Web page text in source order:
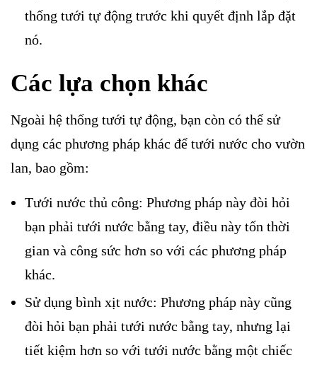
thống tưới tự động trước khi quyết định lắp đặt
nó.
Các lựa chọn khác
Ngoài hệ thống tưới tự động, bạn còn có thể sử
dụng các phương pháp khác để tưới nước cho vườn
lan, bao gồm:
Tưới nước thủ công: Phương pháp này đòi hỏi
bạn phải tưới nước bằng tay, điều này tốn thời
gian và công sức hơn so với các phương pháp
khác.
Sử dụng bình xịt nước: Phương pháp này cũng
đòi hỏi bạn phải tưới nước bằng tay, nhưng lại
tiết kiệm hơn so với tưới nước bằng một chiếc